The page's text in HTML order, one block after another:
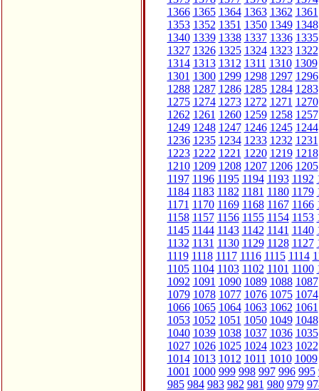
1366 1365 1364 1363 1362 1361
1353 1352 1351 1350 1349 1348
1340 1339 1338 1337 1336 1335
1327 1326 1325 1324 1323 1322
1314 1313 1312 1311 1310 1309
1301 1300 1299 1298 1297 1296
1288 1287 1286 1285 1284 1283
1275 1274 1273 1272 1271 1270
1262 1261 1260 1259 1258 1257
1249 1248 1247 1246 1245 1244
1236 1235 1234 1233 1232 1231
1223 1222 1221 1220 1219 1218
1210 1209 1208 1207 1206 1205
1197 1196 1195 1194 1193 1192
1184 1183 1182 1181 1180 1179
1171 1170 1169 1168 1167 1166
1158 1157 1156 1155 1154 1153
1145 1144 1143 1142 1141 1140
1132 1131 1130 1129 1128 1127
1119 1118 1117 1116 1115 1114
1105 1104 1103 1102 1101 1100
1092 1091 1090 1089 1088 1087
1079 1078 1077 1076 1075 1074
1066 1065 1064 1063 1062 1061
1053 1052 1051 1050 1049 1048
1040 1039 1038 1037 1036 1035
1027 1026 1025 1024 1023 1022
1014 1013 1012 1011 1010 1009
1001 1000 999 998 997 996 995
985 984 983 982 981 980 979